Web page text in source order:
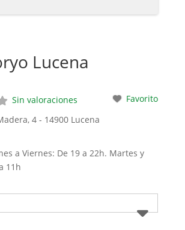
Lucena
Sin valoraciones
Favorito
4 - 14900 Lucena
a Viernes: De 19 a 22h. Martes y
11h